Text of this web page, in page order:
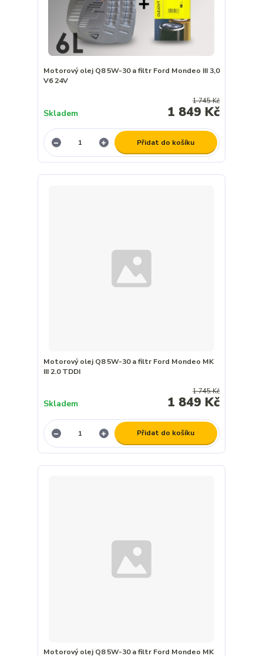
Motorový olej Q8 5W-30 a filtr Ford Mondeo III 3,0
V6 24V
1 745 Kč
1 849 Kč
Skladem
Přidat do košíku
Motorový olej Q8 5W-30 a filtr Ford Mondeo MK
III 2.0 TDDI
1 745 Kč
1 849 Kč
Skladem
Přidat do košíku
Motorový olej Q8 5W-30 a filtr Ford Mondeo MK